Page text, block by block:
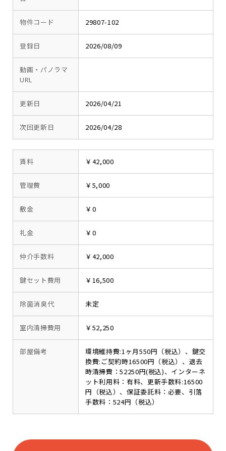
物件コード 29807-102
登録日 2026/08/09
動画・パノラマ
URL
更新日 2026/04/21
次回更新日 2026/04/28
賃料 ￥42,000
管理費 ￥5,000
敷金 ￥0
礼金 ￥0
仲介手数料 ￥42,000
鍵セット費用 ￥16,500
除菌消臭代 未定
室内清掃費用 ￥52,250
部屋備考
環境維持費:1ヶ月550円（税込）、鍵交
換費:ご契約時16500円（税込）、退去
時清掃費：52250円(税込)、インターネ
ット利用料：有料、更新手数料:16500
円（税込）、保証委託料：必要、引落
手数料：524円（税込）